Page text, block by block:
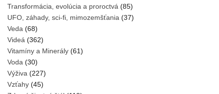
Transformácia, evolúcia a proroctvá (85)
UFO, záhady, sci-fi, mimozemšťania (37)
Veda (68)
Videá (362)
Vitamíny a Minerály (61)
Voda (30)
Výživa (227)
Vzťahy (45)